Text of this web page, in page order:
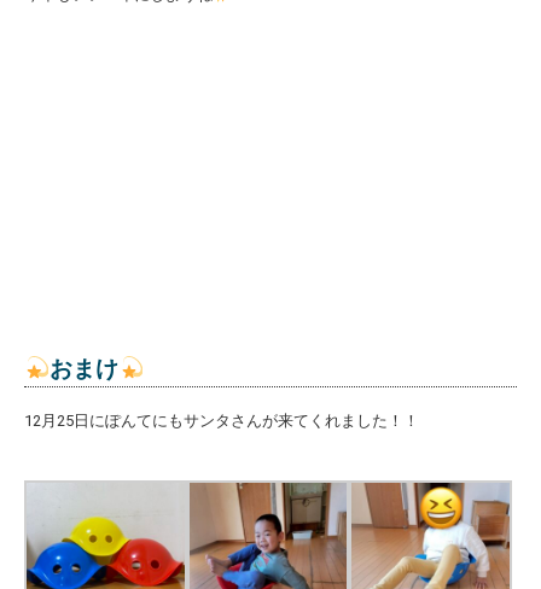
おまけ
12月25日にぽんてにもサンタさんが来てくれました！！